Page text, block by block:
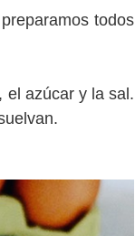
todos
el azúcar y la sal.